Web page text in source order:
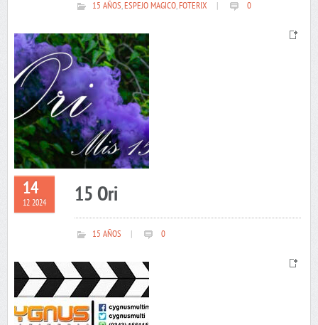
15 AÑOS,ESPEJO MAGICO,FOTERIX 0
14
12 2024 15 Ori
15 AÑOS 0